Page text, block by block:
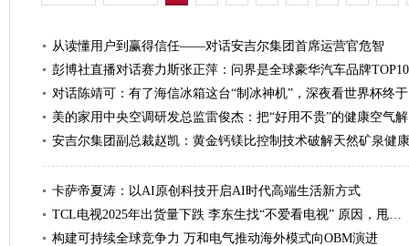
从读懂用户到赢得信任——对话安吉尔集团首席运营官危智
彭博社直播对话赛力斯张正萍：问界是全球豪华汽车品牌
对话陈靖可：有了海信冰箱这台“制冰神机”，深夜看世界杯终
美的家用中央空调研发总监雷俊杰：把“好用不贵”的健康空气
安吉尔集团副总裁赵凯：黄金钙镁比控制技术破解天然矿泉健
卡萨帝夏涛：以AI原创科技开启AI时代高端生活新方式
TCL电视2025年出货量下跌 李东生找“不爱看电视” 原因，甩…
构建可持续全球竞争力 万和电气推动海外模式向OBM演进